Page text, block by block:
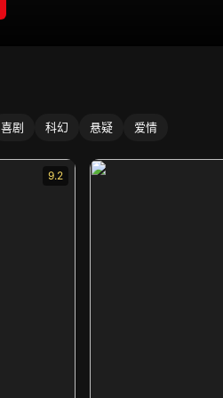
喜剧 科幻 悬疑 爱情
9.2